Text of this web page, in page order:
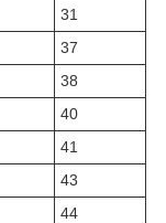
31
37
38
40
41
43
44